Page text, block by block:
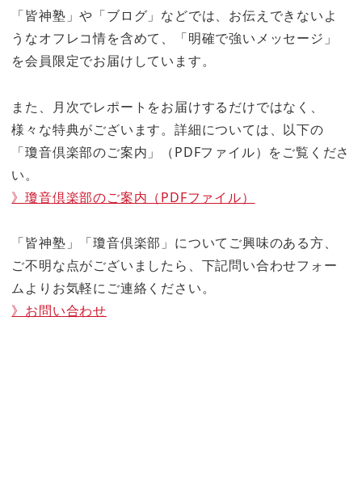
「皆神塾」や「ブログ」などでは、お伝えできないよ
うなオフレコ情を含めて、「明確で強いメッセージ」
を会員限定でお届けしています。
また、月次でレポートをお届けするだけではなく、
様々な特典がございます。詳細については、以下の
「瓊音倶楽部のご案内」（PDFファイル）をご覧くださ
い。
》瓊音倶楽部のご案内（PDFファイル）
「皆神塾」「瓊音倶楽部」についてご興味のある方、
ご不明な点がございましたら、下記問い合わせフォー
ムよりお気軽にご連絡ください。
》お問い合わせ